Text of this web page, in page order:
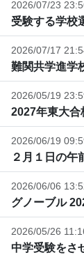
2026/07/23
受験する学校
2026/07/17
難関共学進学
2026/05/19
2027年東大合
2026/06/19
２月１日の午
2026/06/06
グノーブル
2026/05/26
中学受験をさ